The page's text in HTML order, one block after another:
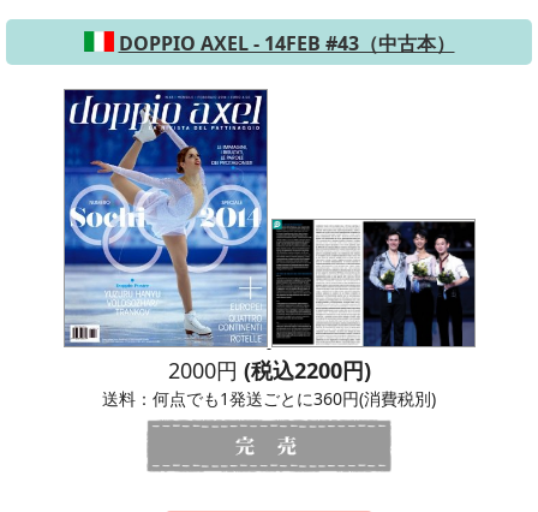
DOPPIO AXEL - 14FEB #43（中古本）
2000円 (税込2200円)
送料：何点でも1発送ごとに360円(消費税別)